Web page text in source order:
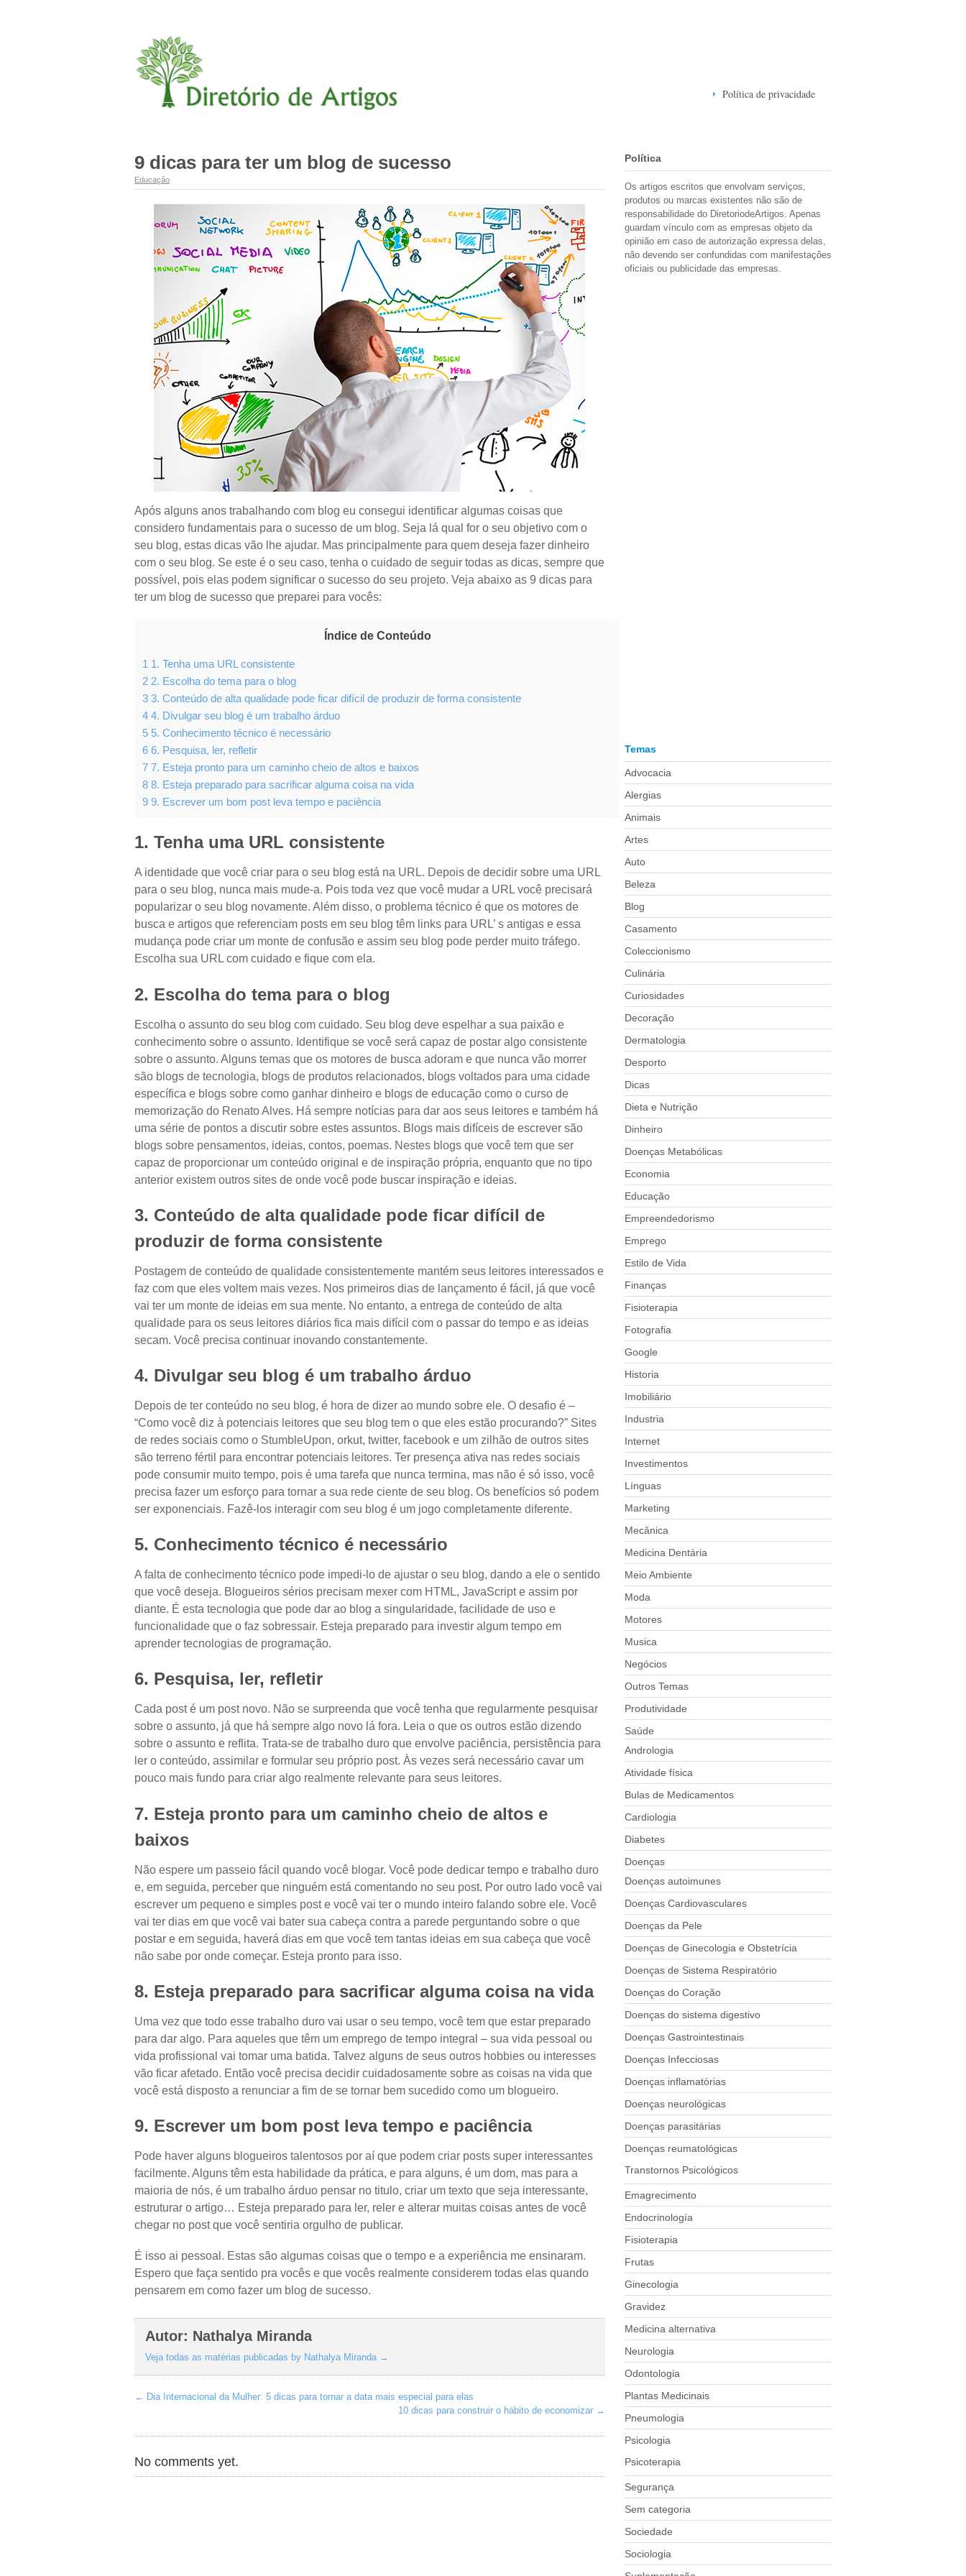
Política de privacidade
9 dicas para ter um blog de sucesso
Educação
Após alguns anos trabalhando com blog eu consegui identificar algumas coisas que
considero fundamentais para o sucesso de um blog. Seja lá qual for o seu objetivo com o
seu blog, estas dicas vão lhe ajudar. Mas principalmente para quem deseja fazer dinheiro
com o seu blog. Se este é o seu caso, tenha o cuidado de seguir todas as dicas, sempre que
possível, pois elas podem significar o sucesso do seu projeto. Veja abaixo as 9 dicas para
ter um blog de sucesso que preparei para vocês:
Índice de Conteúdo
1 1. Tenha uma URL consistente
2 2. Escolha do tema para o blog
3 3. Conteúdo de alta qualidade pode ficar difícil de produzir de forma consistente
4 4. Divulgar seu blog é um trabalho árduo
5 5. Conhecimento técnico é necessário
6 6. Pesquisa, ler, refletir
7 7. Esteja pronto para um caminho cheio de altos e baixos
8 8. Esteja preparado para sacrificar alguma coisa na vida
9 9. Escrever um bom post leva tempo e paciência
1. Tenha uma URL consistente
A identidade que você criar para o seu blog está na URL. Depois de decidir sobre uma URL
para o seu blog, nunca mais mude-a. Pois toda vez que você mudar a URL você precisará
popularizar o seu blog novamente. Além disso, o problema técnico é que os motores de
busca e artigos que referenciam posts em seu blog têm links para URL’ s antigas e essa
mudança pode criar um monte de confusão e assim seu blog pode perder muito tráfego.
Escolha sua URL com cuidado e fique com ela.
2. Escolha do tema para o blog
Escolha o assunto do seu blog com cuidado. Seu blog deve espelhar a sua paixão e
conhecimento sobre o assunto. Identifique se você será capaz de postar algo consistente
sobre o assunto. Alguns temas que os motores de busca adoram e que nunca vão morrer
são blogs de tecnologia, blogs de produtos relacionados, blogs voltados para uma cidade
específica e blogs sobre como ganhar dinheiro e blogs de educação como o curso de
memorização do Renato Alves. Há sempre notícias para dar aos seus leitores e também há
uma série de pontos a discutir sobre estes assuntos. Blogs mais difíceis de escrever são
blogs sobre pensamentos, ideias, contos, poemas. Nestes blogs que você tem que ser
capaz de proporcionar um conteúdo original e de inspiração própria, enquanto que no tipo
anterior existem outros sites de onde você pode buscar inspiração e ideias.
3. Conteúdo de alta qualidade pode ficar difícil de
produzir de forma consistente
Postagem de conteúdo de qualidade consistentemente mantém seus leitores interessados ​​e
faz com que eles voltem mais vezes. Nos primeiros dias de lançamento é fácil, já que você
vai ter um monte de ideias em sua mente. No entanto, a entrega de conteúdo de alta
qualidade para os seus leitores diários fica mais difícil com o passar do tempo e as ideias
secam. Você precisa continuar inovando constantemente.
4. Divulgar seu blog é um trabalho árduo
Depois de ter conteúdo no seu blog, é hora de dizer ao mundo sobre ele. O desafio é –
“Como você diz à potenciais leitores que seu blog tem o que eles estão procurando?” Sites
de redes sociais como o StumbleUpon, orkut, twitter, facebook e um zilhão de outros sites
são terreno fértil para encontrar potenciais leitores. Ter presença ativa nas redes sociais
pode consumir muito tempo, pois é uma tarefa que nunca termina, mas não é só isso, você
precisa fazer um esforço para tornar a sua rede ciente de seu blog. Os benefícios só podem
ser exponenciais. Fazê-los interagir com seu blog é um jogo completamente diferente.
5. Conhecimento técnico é necessário
A falta de conhecimento técnico pode impedi-lo de ajustar o seu blog, dando a ele o sentido
que você deseja. Blogueiros sérios precisam mexer com HTML, JavaScript e assim por
diante. É esta tecnologia que pode dar ao blog a singularidade, facilidade de uso e
funcionalidade que o faz sobressair. Esteja preparado para investir algum tempo em
aprender tecnologias de programação.
6. Pesquisa, ler, refletir
Cada post é um post novo. Não se surpreenda que você tenha que regularmente pesquisar
sobre o assunto, já que há sempre algo novo lá fora. Leia o que os outros estão dizendo
sobre o assunto e reflita. Trata-se de trabalho duro que envolve paciência, persistência para
ler o conteúdo, assimilar e formular seu próprio post. Às vezes será necessário cavar um
pouco mais fundo para criar algo realmente relevante para seus leitores.
7. Esteja pronto para um caminho cheio de altos e
baixos
Não espere um passeio fácil quando você blogar. Você pode dedicar tempo e trabalho duro
e, em seguida, perceber que ninguém está comentando no seu post. Por outro lado você vai
escrever um pequeno e simples post e você vai ter o mundo inteiro falando sobre ele. Você
vai ter dias em que você vai bater sua cabeça contra a parede perguntando sobre o que
postar e em seguida, haverá dias em que você tem tantas ideias em sua cabeça que você
não sabe por onde começar. Esteja pronto para isso.
8. Esteja preparado para sacrificar alguma coisa na vida
Uma vez que todo esse trabalho duro vai usar o seu tempo, você tem que estar preparado
para dar algo. Para aqueles que têm um emprego de tempo integral – sua vida pessoal ou
vida profissional vai tomar uma batida. Talvez alguns de seus outros hobbies ou interesses
vão ficar afetado. Então você precisa decidir cuidadosamente sobre as coisas na vida que
você está disposto a renunciar a fim de se tornar bem sucedido como um blogueiro.
9. Escrever um bom post leva tempo e paciência
Pode haver alguns blogueiros talentosos por aí que podem criar posts super interessantes
facilmente. Alguns têm esta habilidade da prática, e para alguns, é um dom, mas para a
maioria de nós, é um trabalho árduo pensar no titulo, criar um texto que seja interessante,
estruturar o artigo… Esteja preparado para ler, reler e alterar muitas coisas antes de você
chegar no post que você sentiria orgulho de publicar.
É isso ai pessoal. Estas são algumas coisas que o tempo e a experiência me ensinaram.
Espero que faça sentido pra vocês e que vocês realmente considerem todas elas quando
pensarem em como fazer um blog de sucesso.
Autor: Nathalya Miranda
Veja todas as matérias publicadas by Nathalya Miranda →
← Dia Internacional da Mulher: 5 dicas para tornar a data mais especial para elas
10 dicas para construir o hábito de economizar →
No comments yet.
Política
Os artigos escritos que envolvam serviços,
produtos ou marcas existentes não são de
responsabilidade do DiretoriodeArtigos. Apenas
guardam vínculo com as empresas objeto da
opinião em caso de autorização expressa delas,
não devendo ser confundidas com manifestações
oficiais ou publicidade das empresas.
Temas
Advocacia
Alergias
Animais
Artes
Auto
Beleza
Blog
Casamento
Coleccionismo
Culinária
Curiosidades
Decoração
Dermatologia
Desporto
Dicas
Dieta e Nutrição
Dinheiro
Doenças Metabólicas
Economia
Educação
Empreendedorismo
Emprego
Estilo de Vida
Finanças
Fisioterapia
Fotografia
Google
Historia
Imobiliário
Industria
Internet
Investimentos
Línguas
Marketing
Mecânica
Medicina Dentária
Meio Ambiente
Moda
Motores
Musica
Negócios
Outros Temas
Produtividade
Saúde
Andrologia
Atividade física
Bulas de Medicamentos
Cardiologia
Diabetes
Doenças
Doenças autoimunes
Doenças Cardiovasculares
Doenças da Pele
Doenças de Ginecologia e Obstetrícia
Doenças de Sistema Respiratório
Doenças do Coração
Doenças do sistema digestivo
Doenças Gastrointestinais
Doenças Infecciosas
Doenças inflamatórias
Doenças neurológicas
Doenças parasitárias
Doenças reumatológicas
Transtornos Psicológicos
Emagrecimento
Endocrinología
Fisioterapia
Frutas
Ginecologia
Gravidez
Medicina alternativa
Neurologia
Odontologia
Plantas Medicinais
Pneumologia
Psicologia
Psicoterapia
Segurança
Sem categoria
Sociedade
Sociologia